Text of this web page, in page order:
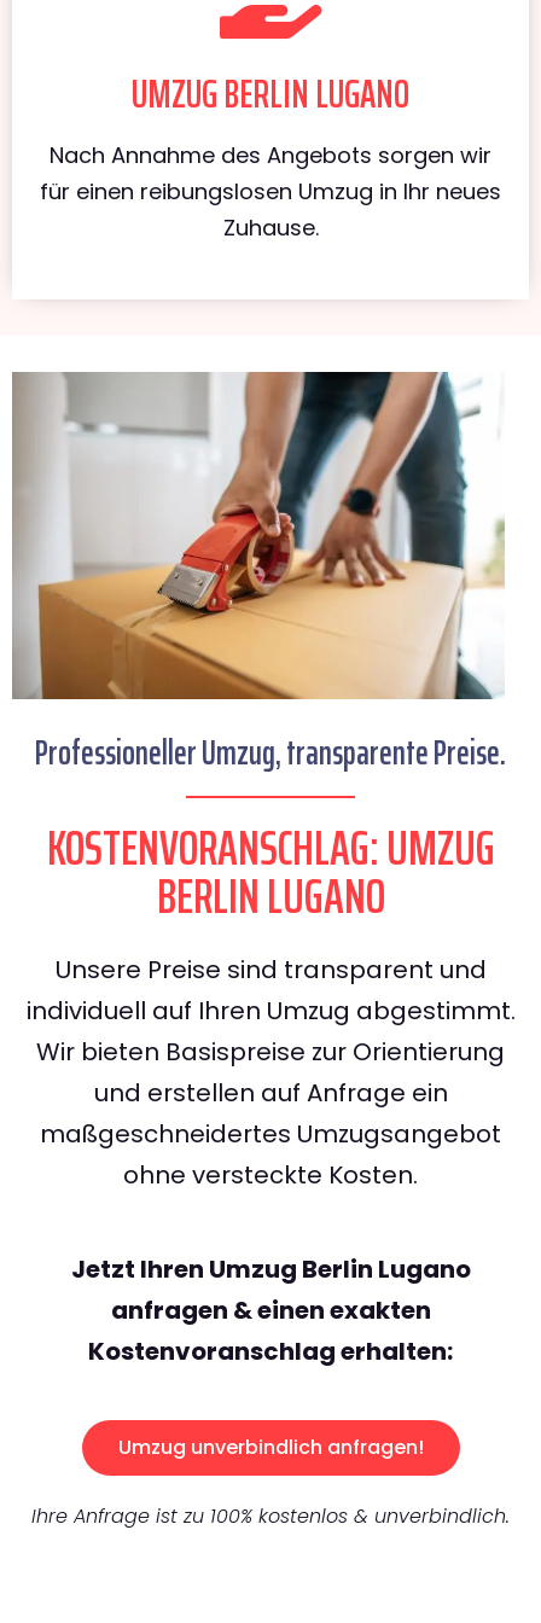
UMZUG BERLIN LUGANO
Nach Annahme des Angebots sorgen wir
für einen reibungslosen Umzug in Ihr neues
Zuhause.
Professioneller Umzug, transparente Preise.
KOSTENVORANSCHLAG: UMZUG
BERLIN LUGANO
Unsere Preise sind transparent und
individuell auf Ihren Umzug abgestimmt.
Wir bieten Basispreise zur Orientierung
und erstellen auf Anfrage ein
maßgeschneidertes Umzugsangebot
ohne versteckte Kosten.
Jetzt Ihren Umzug Berlin Lugano
anfragen & einen exakten
Kostenvoranschlag erhalten:
Umzug unverbindlich anfragen!
Ihre Anfrage ist zu 100% kostenlos & unverbindlich.